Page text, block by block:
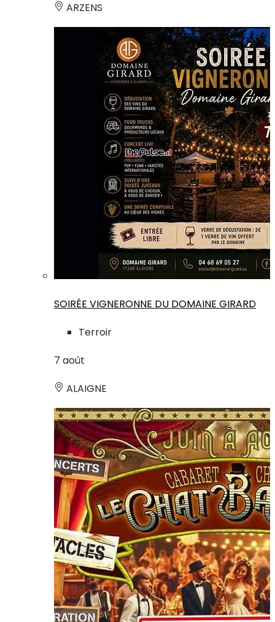
ARZENS
SOIRÉE VIGNERONNE DU DOMAINE GIRARD
Terroir
7 août
ALAIGNE